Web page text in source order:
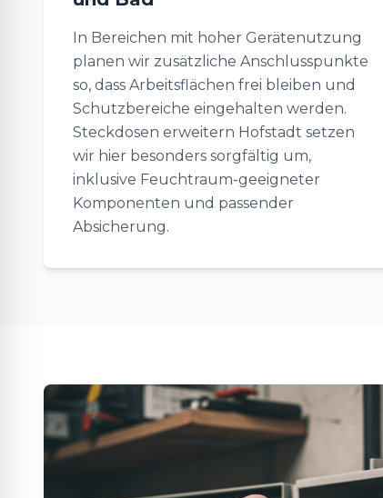
In Bereichen mit hoher Gerätenutzung
planen wir zusätzliche Anschlusspunkte
so, dass Arbeitsflächen frei bleiben und
Schutzbereiche eingehalten werden.
Steckdosen erweitern Hofstadt setzen
wir hier besonders sorgfältig um,
inklusive Feuchtraum-geeigneter
Komponenten und passender
Absicherung.